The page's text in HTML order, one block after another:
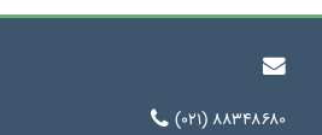
(۰۲۱) ۸۸۳۴۸۶۸۰